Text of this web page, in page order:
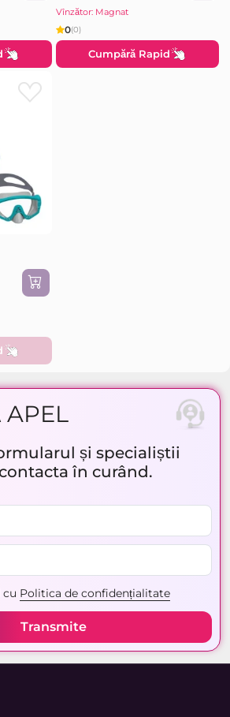
Vînzător: Magnat
0(0)
Cumpără Rapid
APEL
și specialiștii
în curând.
cu Politica de confidențialitate
Transmite